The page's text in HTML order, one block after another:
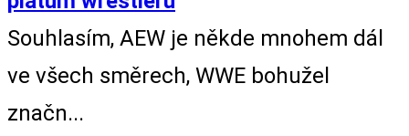
Souhlasím, AEW je někde mnohem dál
ve všech směrech, WWE bohužel
značn...